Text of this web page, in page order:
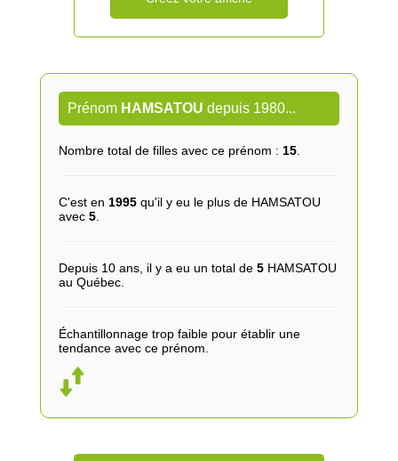
Prénom HAMSATOU depuis 1980...
Nombre total de filles avec ce prénom : 15.
C'est en 1995qu'il y eu le plus de HAMSATOU
avec 5.
Depuis 10 ans, il y a eu un total de 5HAMSATOU
au Québec.
Échantillonnage trop faible pour établir une
tendance avec ce prénom.